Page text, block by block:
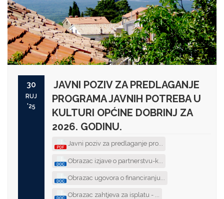
30
RUJ
'25
JAVNI POZIV ZA PREDLAGANJE
PROGRAMA JAVNIH POTREBA U
KULTURI OPĆINE DOBRINJ ZA
2026. GODINU.
Javni poziv za predlaganje pro...
Obrazac izjave o partnerstvu-k...
Obrazac ugovora o financiranju...
Obrazac zahtjeva za isplatu - ...